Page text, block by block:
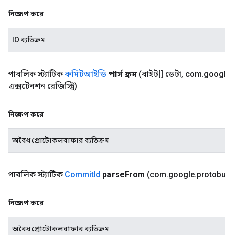
নিক্ষেপ করে
IO ব্যতিক্রম
পাবলিক স্ট্যাটিক কমিটআইডি পার্স ফ্রম (বাইট[] ডেটা, com.
এক্সটেনশন রেজিস্ট্রি)
নিক্ষেপ করে
অবৈধ প্রোটোকলবাফার ব্যতিক্রম
পাবলিক স্ট্যাটিক CommitId parseFrom (com.google.
নিক্ষেপ করে
অবৈধ প্রোটোকলবাফার ব্যতিক্রম